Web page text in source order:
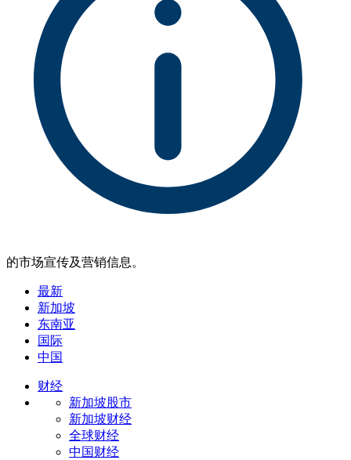
的市场宣传及营销信息。
最新
新加坡
东南亚
国际
中国
财经
新加坡股市
新加坡财经
全球财经
中国财经